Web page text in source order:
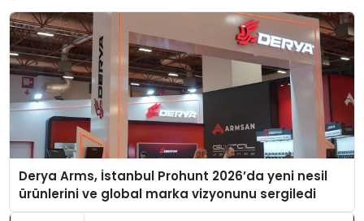
Derya Arms, İstanbul Prohunt 2026’da yeni nesil
ürünlerini ve global marka vizyonunu sergiledi